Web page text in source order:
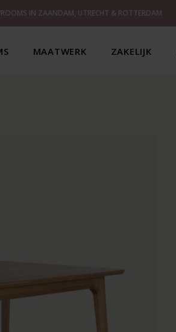
IN ZAANDAM, UTRECHT & ROTTERDAM
MAATWERK ZAKELIJK